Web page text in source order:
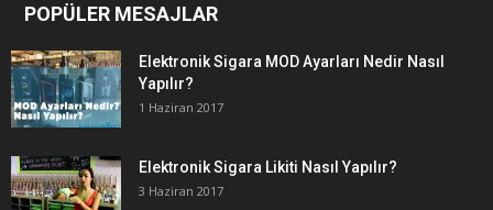
POPÜLER MESAJLAR
Elektronik Sigara MOD Ayarları Nedir Nasıl
Yapılır?
1 Haziran 2017
Elektronik Sigara Likiti Nasıl Yapılır?
3 Haziran 2017